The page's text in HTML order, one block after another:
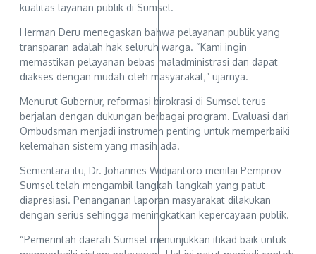
kualitas layanan publik di Sumsel.
Herman Deru menegaskan bahwa pelayanan publik yang
transparan adalah hak seluruh warga. “Kami ingin
memastikan pelayanan bebas maladministrasi dan dapat
diakses dengan mudah oleh masyarakat,” ujarnya.
Menurut Gubernur, reformasi birokrasi di Sumsel terus
berjalan dengan dukungan berbagai program. Evaluasi dari
Ombudsman menjadi instrumen penting untuk memperbaiki
kelemahan sistem yang masih ada.
Sementara itu, Dr. Johannes Widjiantoro menilai Pemprov
Sumsel telah mengambil langkah-langkah yang patut
diapresiasi. Penanganan laporan masyarakat dilakukan
dengan serius sehingga meningkatkan kepercayaan publik.
“Pemerintah daerah Sumsel menunjukkan itikad baik untuk